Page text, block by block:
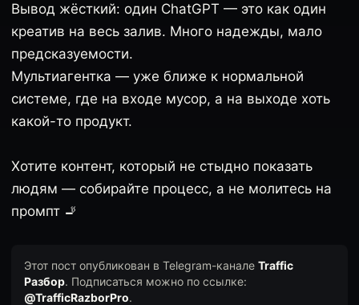
Вывод жёсткий: один ChatGPT — это как один
креатив на весь залив. Много надежды, мало
предсказуемости.
Мультиагентка — уже ближе к нормальной
системе, где на входе мусор, а на выходе хоть
какой-то продукт.
Хотите контент, который не стыдно показать
людям — собирайте процесс, а не молитесь на
промпт 🚬
Этот пост опубликован в Telegram-канале Traffic
Разбор. Подписаться можно по ссылке:
@TrafficRazborPro.